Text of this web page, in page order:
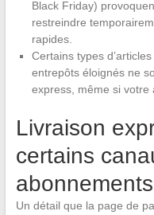
Black Friday)
restreindre
rapides.
Certains types
entrepôts éloignés ne
express, même si votre
Livraison
certains
Un détail que la page de